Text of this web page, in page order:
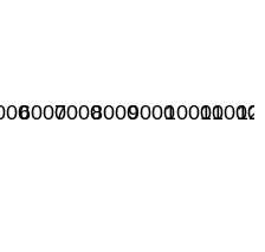
60007000800090001000011000